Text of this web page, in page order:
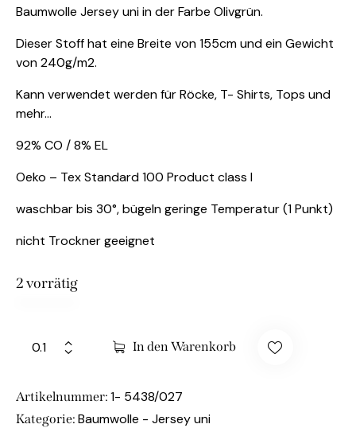
Baumwolle Jersey uni in der Farbe Olivgrün.
Dieser Stoff hat eine Breite von 155cm und ein Gewicht
von 240g/m2.
Kann verwendet werden für Röcke, T- Shirts, Tops und
mehr…
92% CO / 8% EL
Oeko – Tex Standard 100 Product class I
waschbar bis 30°, bügeln geringe Temperatur (1 Punkt)
nicht Trockner geeignet
2 vorrätig
In den Warenkorb
Artikelnummer: 1- 5438/027
Kategorie: Baumwolle - Jersey uni